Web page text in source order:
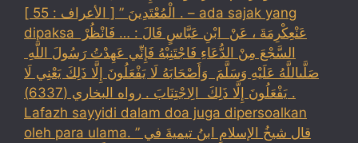
الْمُعْتَدِينَ ” [ الأعراف : 55 ] . – ada sajak yang
dipaksa ‏عَنْ‏‏عِكْرِمَةَ ‏، ‏عَنْ ‏ ‏ابْنِ عَبَّاسٍ ‏‏قَالَ : … فَانْظُرْ ‏‏
السَّجْعَ ‏‏مِنْ الدُّعَاءِ فَاجْتَنِبْهُ فَإِنِّي عَهِدْتُ رَسُولَ اللَّهِ ‏
‏صَلَّىاللَّهُ عَلَيْهِ وَسَلَّمَ ‏ ‏وَأَصْحَابَهُ لَا يَفْعَلُونَ إِلَّا ذَلِكَ ‏‏يَعْنِي لَا
يَفْعَلُونَ إِلَّا ذَلِكَ ‏ ‏الِاجْتِنَابَ . رواه البخاري (6337) .
Lafazh sayyidi dalam doa juga dipersoalkan
oleh para ulama. قال شيخُ الإسلامِ ابنُ تيميةَ في ”